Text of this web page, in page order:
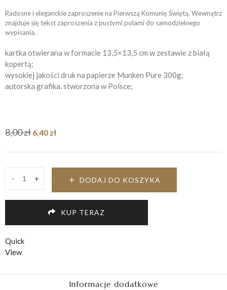
Radosne i eleganckie zaproszenie na Pierwszą Komunię Świętą. Wewnątrz
znajduje się tekst zaproszenia z pustymi polami do samodzielnego
wypisania.
kartka otwierana w formacie 13,5×13,5 cm w zestawie z białą
kopertą;
wysokiej jakości druk na papierze Munken Pure 300g;
autorska grafika, stworzona w Polsce;
8,00zł Pierwotna
wynosiła:
8,00 zł.
6,40 złAktualna
wynosi:
6,40 zł.
-
Zaproszenie
ilustracja
quantity
+ DODAJ DO KOSZYKA
KUP TERAZ
Quick
View
Informacje dodatkowe